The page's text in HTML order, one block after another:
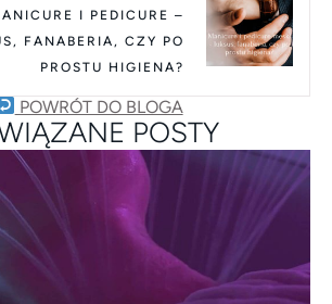
I PEDICURE –
FANABERIA, CZY PO
PROSTU HIGIENA?
POWRÓT DO BLOGA
POSTY